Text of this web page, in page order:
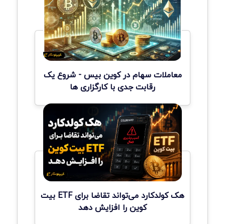
معاملات سهام در کوین بیس - شروع یک
رقابت جدی با کارگزاری ها
هک کولدکارد می‌تواند تقاضا برای ETF بیت
کوین را افزایش دهد